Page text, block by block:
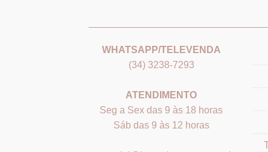
WHATSAPP/TELEVENDA
(34) 3238-7293
ATENDIMENTO
Seg a Sex das 9 às 18 horas
Sáb das 9 às 12 horas